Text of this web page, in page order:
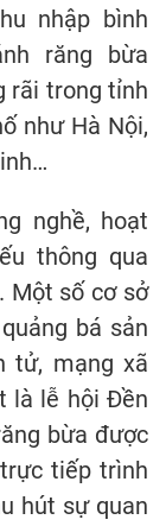
nhập bình
răng bừa
rãi trong tỉnh
như Hà Nội,
nghề, hoạt
thông qua
Một số cơ sở
bá sản
tử, mạng xã
là lễ hội Đền
bừa được
tiếp trình
hút sự quan